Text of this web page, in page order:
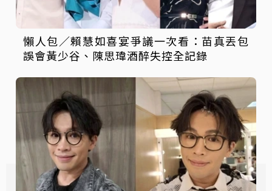
懶人包／賴慧如喜宴爭議一次看：苗真丟包
誤會黃少谷、陳思瑋酒醉失控全記錄